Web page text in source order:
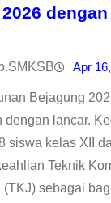
dengan
Apr
Bejagung
dengan lancar.
siswa kelas XII
Teknik
(TKJ) sebagai